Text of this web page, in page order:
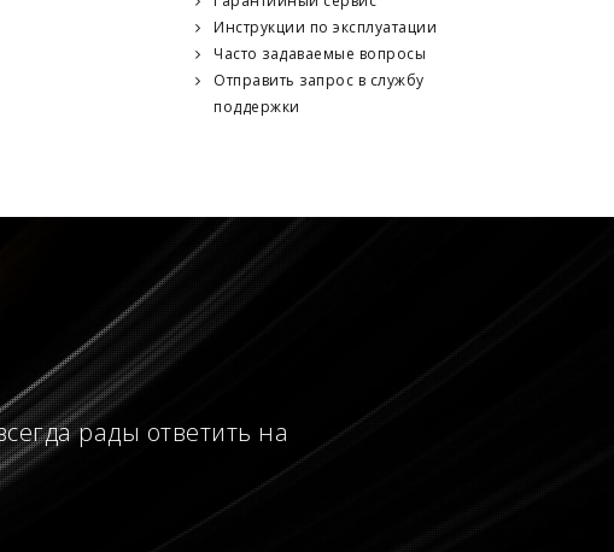
Инструкции по эксплуатации
Часто задаваемые вопросы
Отправить запрос в службу
поддержки
рады ответить на